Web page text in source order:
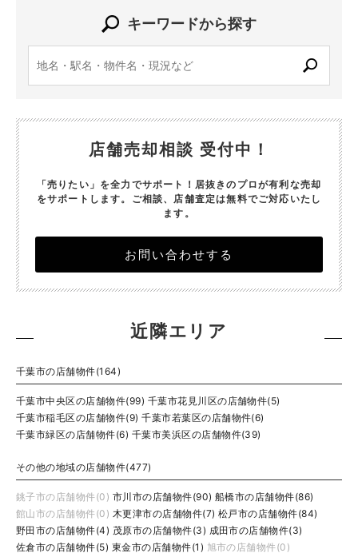
キーワードから探す
店舗売却相談 受付中！
「売りたい」を全力でサポート！居抜きのプロが有利な売却
をサポートします。 ご相談、店舗査定は無料でご対応いたし
ます。
お問い合わせする
近隣エリア
千葉市の店舗物件(164)
千葉市中央区の店舗物件(99) 千葉市花見川区の店舗物件(5)
千葉市稲毛区の店舗物件(9) 千葉市若葉区の店舗物件(6)
千葉市緑区の店舗物件(6) 千葉市美浜区の店舗物件(39)
その他の地域の店舗物件(477)
銚子市の店舗物件(0) 市川市の店舗物件(90) 船橋市の店舗物件(86)
館山市の店舗物件(0) 木更津市の店舗物件(7) 松戸市の店舗物件(84)
野田市の店舗物件(4) 茂原市の店舗物件(3) 成田市の店舗物件(3)
佐倉市の店舗物件(5) 東金市の店舗物件(1) 旭市の店舗物件(0)